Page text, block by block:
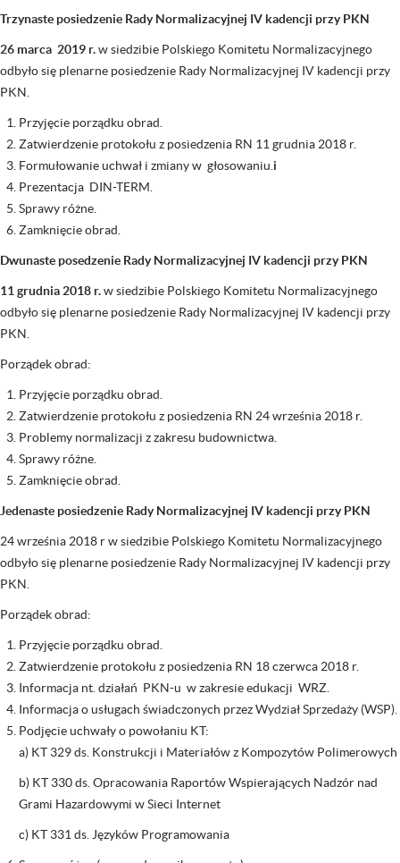
Trzynaste posiedzenie Rady Normalizacyjnej IV kadencji przy PKN
26 marca 2019 r.w siedzibie Polskiego Komitetu Normalizacyjnego
odbyło się plenarne posiedzenie Rady Normalizacyjnej IV kadencji przy
PKN.
Przyjęcie porządku obrad.
Zatwierdzenie protokołu z posiedzenia RN 11 grudnia 2018 r.
Formułowanie uchwał i zmiany w głosowaniu. i
Prezentacja DIN-TERM.
Sprawy różne.
Zamknięcie obrad.
Dwunaste posedzenie Rady Normalizacyjnej IV kadencji przy PKN
11 grudnia 2018 r.w siedzibie Polskiego Komitetu Normalizacyjnego
odbyło się plenarne posiedzenie Rady Normalizacyjnej IV kadencji przy
PKN.
Porządek obrad:
Przyjęcie porządku obrad.
Zatwierdzenie protokołu z posiedzenia RN 24 września 2018 r.
Problemy normalizacji z zakresu budownictwa.
Sprawy różne.
Zamknięcie obrad.
Jedenaste posiedzenie Rady Normalizacyjnej IV kadencji przy PKN
24 września 2018 r w siedzibie Polskiego Komitetu Normalizacyjnego
odbyło się plenarne posiedzenie Rady Normalizacyjnej IV kadencji przy
PKN.
Porządek obrad:
Przyjęcie porządku obrad.
Zatwierdzenie protokołu z posiedzenia RN 18 czerwca 2018 r.
Informacja nt. działań PKN-u w zakresie edukacji WRZ.
Informacja o usługach świadczonych przez Wydział Sprzedaży (WSP).
Podjęcie uchwały o powołaniu KT:
a) KT 329 ds. Konstrukcji i Materiałów z Kompozytów Polimerowych
b) KT 330 ds. Opracowania Raportów Wspierających Nadzór nad
Grami Hazardowymi w Sieci Internet
c) KT 331 ds. Języków Programowania